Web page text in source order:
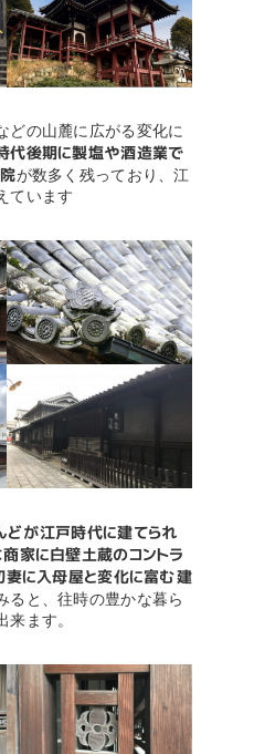
どの山麓に広がる変化に
代後期に製塩や酒造業で
が数多く残っており、江
ています
どが江戸時代に建てられ
家に白壁土蔵のコントラ
妻に入母屋と変化に富む建
ると、往時の豊かな暮ら
来ます。